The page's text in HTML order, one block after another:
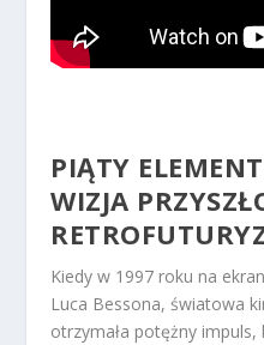
PIĄTY
WIZJA
Kiedy w 1997 roku na
Luca Bessona, światowa
otrzymała potężny